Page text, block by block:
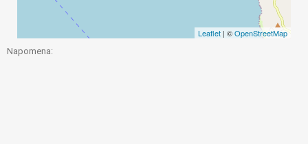
Leaflet | ©OpenStreetMap
Napomena: